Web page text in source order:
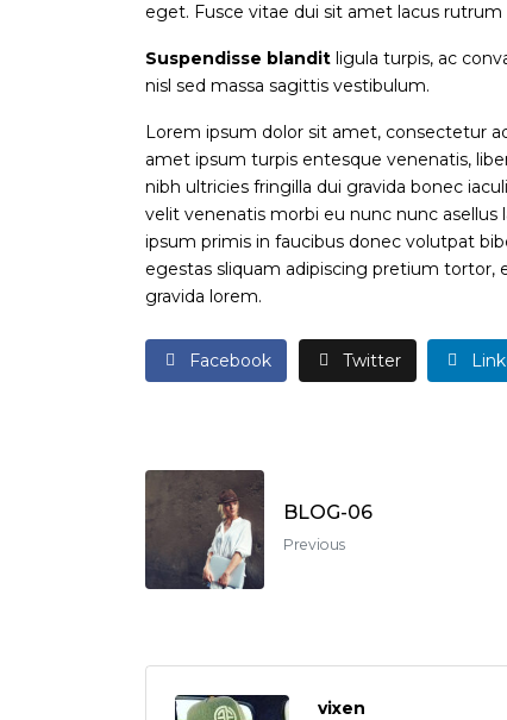
eget. Fusce vitae dui sit amet lacus
Suspendisse blandit ligula turpis, ac
nisl sed massa sagittis vestibulum.
Lorem ipsum dolor sit amet, consectetur
amet ipsum turpis entesque venenatis,
nibh ultricies fringilla dui gravida bonec
velit venenatis morbi eu nunc nunc
ipsum primis in faucibus donec volutpat
egestas sliquam adipiscing pretium
gravida lorem.
Facebook Twitter
BLOG-06
Previous
vixen